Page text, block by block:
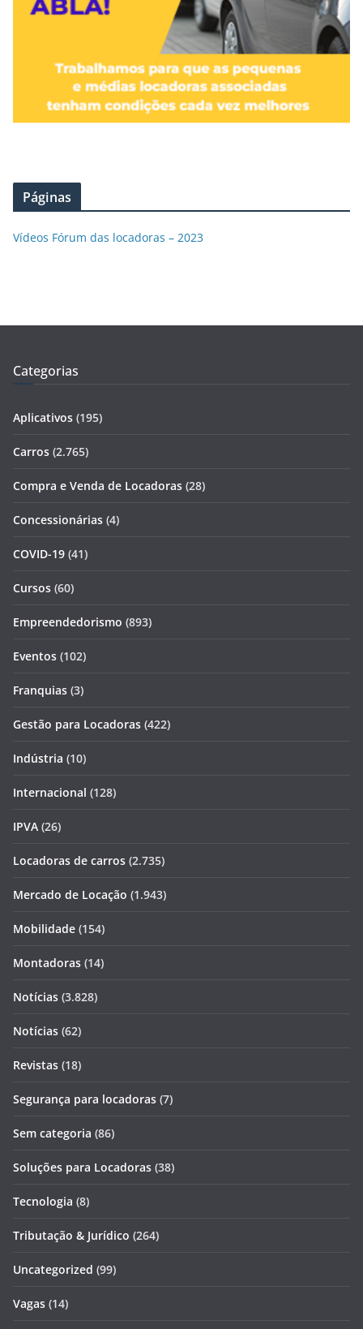
Páginas
Vídeos Fórum das locadoras – 2023
Categorias
Aplicativos (195)
Carros (2.765)
Compra e Venda de Locadoras (28)
Concessionárias (4)
COVID-19 (41)
Cursos (60)
Empreendedorismo (893)
Eventos (102)
Franquias (3)
Gestão para Locadoras (422)
Indústria (10)
Internacional (128)
IPVA (26)
Locadoras de carros (2.735)
Mercado de Locação (1.943)
Mobilidade (154)
Montadoras (14)
Notícias (3.828)
Notícias (62)
Revistas (18)
Segurança para locadoras (7)
Sem categoria (86)
Soluções para Locadoras (38)
Tecnologia (8)
Tributação & Jurídico (264)
Uncategorized (99)
Vagas (14)